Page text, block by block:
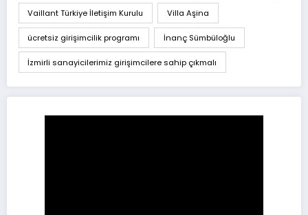
Vaillant Türkiye İletişim Kurulu Villa Aşina
ücretsiz girişimcilik programı İnanç Sümbüloğlu
İzmirli sanayicilerimiz girişimcilere sahip çıkmalı